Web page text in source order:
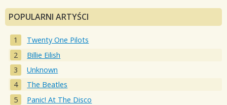
POPULARNI ARTYŚCI
Twenty One Pilots
Billie Eilish
Unknown
The Beatles
Panic! At The Disco